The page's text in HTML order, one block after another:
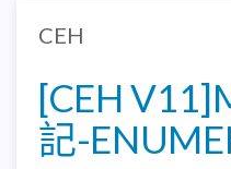
CEH
[CEH
記-